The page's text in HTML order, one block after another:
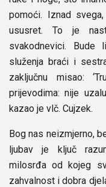
pomoći. Iznad
ususret. To je
svakodnevici. Bude
služenja braći i
zaključnu misao:
prijevodima: nije
kazao je vlč. Cujzek.
Bog nas neizmjerno,
ljubav je ključ
milosrđa od kojeg
zahvalnost i dobra